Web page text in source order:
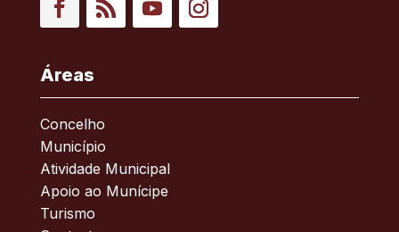
Áreas
Concelho
Município
Atividade Municipal
Apoio ao Munícipe
Turismo